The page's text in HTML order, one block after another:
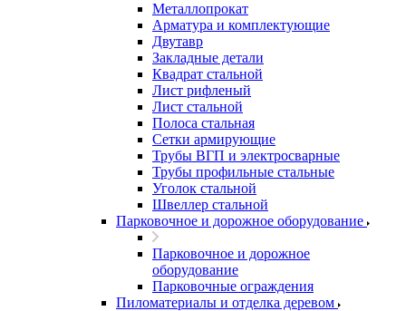
Металлопрокат
Арматура и комплектующие
Двутавр
Закладные детали
Квадрат стальной
Лист рифленый
Лист стальной
Полоса стальная
Сетки армирующие
Трубы ВГП и электросварные
Трубы профильные стальные
Уголок стальной
Швеллер стальной
Парковочное и дорожное оборудование
Парковочное и дорожное
оборудование
Парковочные ограждения
Пиломатериалы и отделка деревом